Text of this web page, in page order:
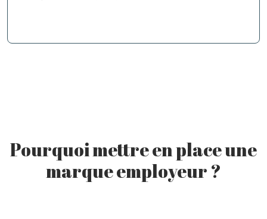
Pourquoi mettre en place une
marque employeur ?